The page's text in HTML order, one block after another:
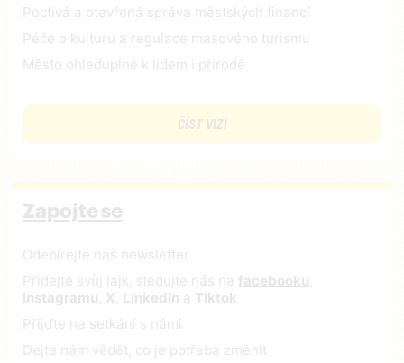
Poctivá a otevřená správa městských financí
Péče o kulturu a regulace masového turismu
Město ohleduplné k lidem i přírodě
ČÍST VIZI
Zapojte se
Odebírejte náš newsletter
Přidejte svůj lajk, sledujte nás na facebooku
Instagramu X LinkedIn a Tiktok
Přijďte na setkání s námi
Dejte nám vědět, co je potřeba změnit